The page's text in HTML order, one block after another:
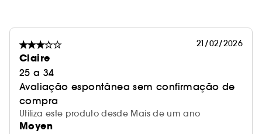
21/02/2026
Claire
25 a 34
Avaliação espontânea sem confirmação de
compra
Utiliza este produto desde Mais de um ano
Moyen